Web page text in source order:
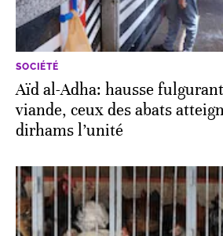
SOCIÉTÉ
Aïd al-Adha: hausse
viande, ceux des abats
dirhams l’unité